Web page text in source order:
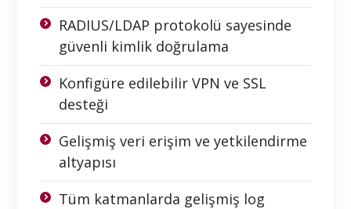
RADIUS/LDAP protokolü sayesinde
güvenli kimlik doğrulama
Konfigüre edilebilir VPN ve SSL
desteği
Gelişmiş veri erişim ve yetkilendirme
altyapısı
Tüm katmanlarda gelişmiş log